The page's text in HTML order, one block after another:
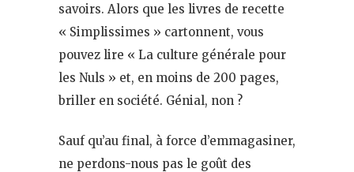
savoirs. Alors que les livres de recette
« Simplissimes » cartonnent, vous
pouvez lire « La culture générale pour
les Nuls » et, en moins de 200 pages,
briller en société. Génial, non ?
Sauf qu’au final, à force d’emmagasiner,
ne perdons-nous pas le goût des